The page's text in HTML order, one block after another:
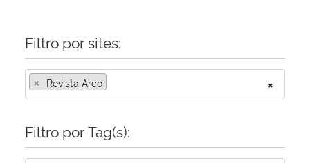
Ministério do Turismo
Ministério do Desenvolvimento Regional
Ministério da Mulher, da Família e dos Direitos Humanos
Filtro por sites:
×
× Revista Arco
Filtro por Tag(s):